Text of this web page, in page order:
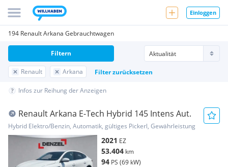
Einloggen
194 Renault Arkana Gebrauchtwagen
Renault Arkana Filter zurücksetzen
Filtern
Infos zur Reihung der Anzeigen
Renault Arkana E-Tech Hybrid 145 Intens Aut.
Hybrid Elektro/Benzin, Automatik, gültiges Pickerl, Gewährleistung
2021 EZ
53.404 km
94 PS (69 kW)